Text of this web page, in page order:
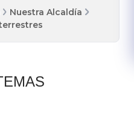
Nuestra Alcaldía